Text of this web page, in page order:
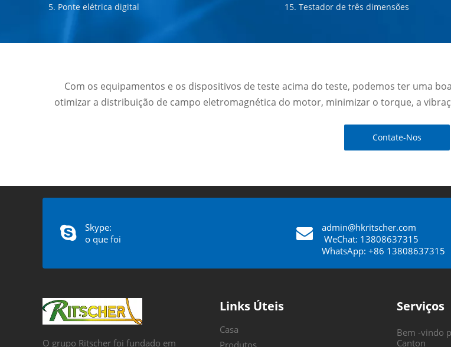
5. Ponte elétrica digital
15. Testador de três dimensões
Com os equipamentos e os dispositivos de teste acima do teste, podemos ter uma
otimizar a distribuição de campo eletromagnética do motor, minimizar o torque, a
Contate-Nos
Skype:
o que foi
admin@hkritscher.com
WeChat: 13808637315
WhatsApp: +86 13808637315
O grupo Ritscher foi fundado em
Links Úteis
Casa
Serviços
Bem -vindo
Canton